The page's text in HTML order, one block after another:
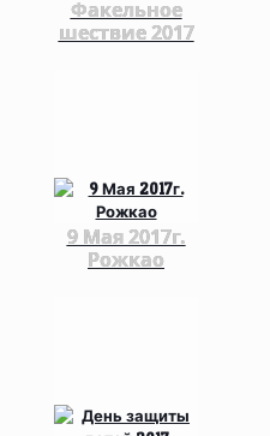
Факельное
шествие 2017
9 Мая 2017г.
Рожкао